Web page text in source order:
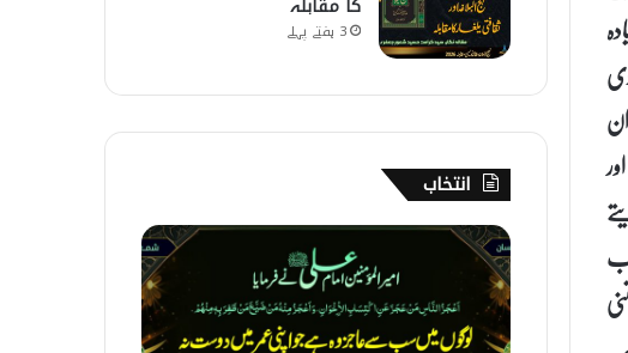
کا مقابلہ
3 ہفتے پہلے
انتخاب
1
6
6
۔
ع